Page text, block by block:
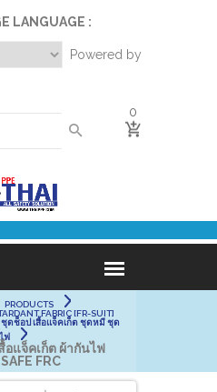
LANGUAGE :
Powered by
0
PRODUCTS
FABRIC [FR-SUIT]
ดช็อป เสื้อแจ็คเก็ต ชุดหมี ชุด
ฟ
อแจ็คเก็ต ผ้ากันไฟ
FRC